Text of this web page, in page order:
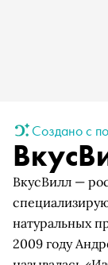
Создано с
ВкусВилл —
натуральных
2009 году